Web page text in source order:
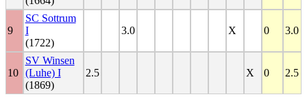
9
SC Sottrum
I
(1722)
3.0 X 0 3.0
10
SV Winsen
(Luhe) I
(1869)
2.5 X 0 2.5